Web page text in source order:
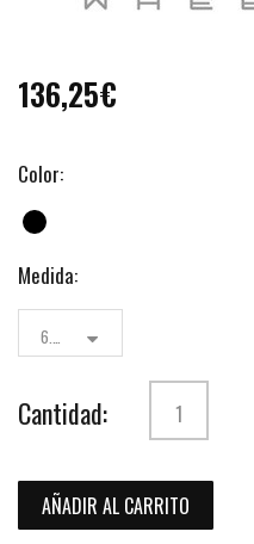
136,25€
Color:
Medida:
6.5x16
Cantidad:
AÑADIR AL CARRITO